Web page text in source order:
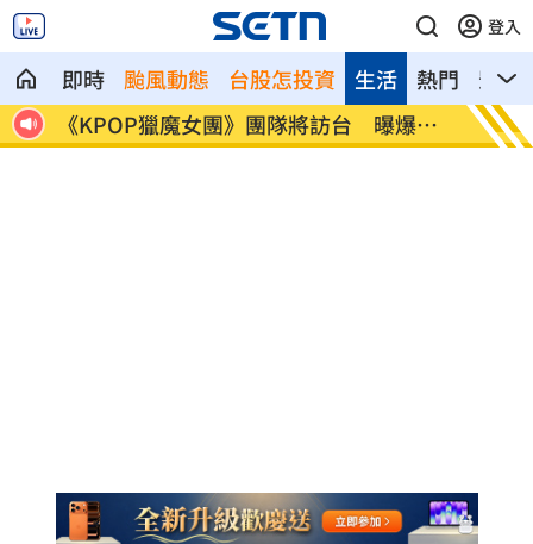
登入
即時 颱風動態 台股怎投資 熱門 影音
生活
2
《KPOP獵魔女團》團隊將訪台 曝爆紅
秘辛
賴清